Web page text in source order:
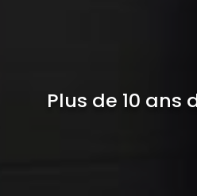
Plus de 10 ans